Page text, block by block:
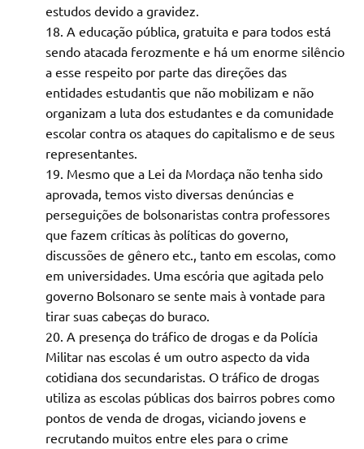
estudos devido a gravidez.
A educação pública, gratuita e para todos está
sendo atacada ferozmente e há um enorme silêncio
a esse respeito por parte das direções das
entidades estudantis que não mobilizam e não
organizam a luta dos estudantes e da comunidade
escolar contra os ataques do capitalismo e de seus
representantes.
Mesmo que a Lei da Mordaça não tenha sido
aprovada, temos visto diversas denúncias e
perseguições de bolsonaristas contra professores
que fazem críticas às políticas do governo,
discussões de gênero etc., tanto em escolas, como
em universidades. Uma escória que agitada pelo
governo Bolsonaro se sente mais à vontade para
tirar suas cabeças do buraco.
A presença do tráfico de drogas e da Polícia
Militar nas escolas é um outro aspecto da vida
cotidiana dos secundaristas. O tráfico de drogas
utiliza as escolas públicas dos bairros pobres como
pontos de venda de drogas, viciando jovens e
recrutando muitos entre eles para o crime